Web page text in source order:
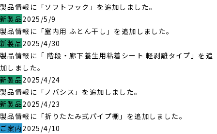
製品情報に「ソフトフック」を追加しました。
新製品2025/5/9
製品情報に「室内用 ふとん干し」を追加しました。
新製品2025/4/30
製品情報に「 階段・廊下養生用粘着シート 軽剥離タイプ」を追
加しました。
新製品2025/4/24
製品情報に「ノバシス」を追加しました。
新製品2025/4/23
製品情報に「折りたたみ式パイプ棚」を追加しました。
ご案内2025/4/10